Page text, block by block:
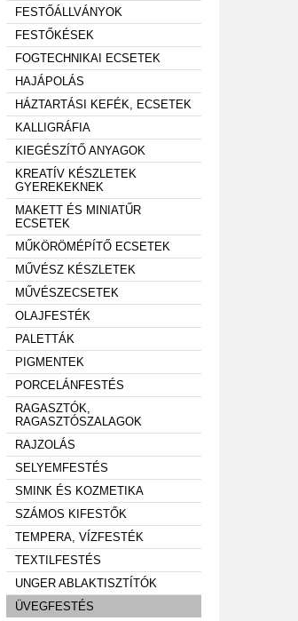
FESTŐÁLLVÁNYOK
FESTŐKÉSEK
FOGTECHNIKAI ECSETEK
HAJÁPOLÁS
HÁZTARTÁSI KEFÉK, ECSETEK
KALLIGRÁFIA
KIEGÉSZÍTŐ ANYAGOK
KREATÍV KÉSZLETEK
GYEREKEKNEK
MAKETT ÉS MINIATŰR
ECSETEK
MŰKÖRÖMÉPÍTŐ ECSETEK
MŰVÉSZ KÉSZLETEK
MŰVÉSZECSETEK
OLAJFESTÉK
PALETTÁK
PIGMENTEK
PORCELÁNFESTÉS
RAGASZTÓK,
RAGASZTÓSZALAGOK
RAJZOLÁS
SELYEMFESTÉS
SMINK ÉS KOZMETIKA
SZÁMOS KIFESTŐK
TEMPERA, VÍZFESTÉK
TEXTILFESTÉS
UNGER ABLAKTISZTÍTÓK
ÜVEGFESTÉS